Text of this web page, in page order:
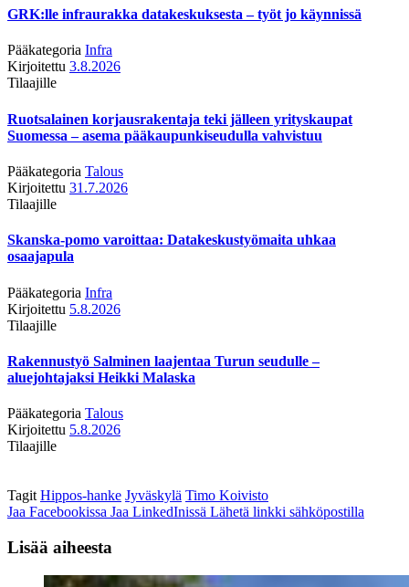
GRK:lle infraurakka datakeskuksesta – työt jo käynnissä
Pääkategoria Infra
Kirjoitettu 3.8.2026
Tilaajille
Ruotsalainen korjausrakentaja teki jälleen yrityskaupat
Suomessa – asema pääkaupunkiseudulla vahvistuu
Pääkategoria Talous
Kirjoitettu 31.7.2026
Tilaajille
Skanska-pomo varoittaa: Datakeskustyömaita uhkaa
osaajapula
Pääkategoria Infra
Kirjoitettu 5.8.2026
Tilaajille
Rakennustyö Salminen laajentaa Turun seudulle –
aluejohtajaksi Heikki Malaska
Pääkategoria Talous
Kirjoitettu 5.8.2026
Tilaajille
Tagit Hippos-hanke Jyväskylä Timo Koivisto
Jaa Facebookissa Jaa LinkedInissä Lähetä linkki sähköpostilla
Lisää aiheesta